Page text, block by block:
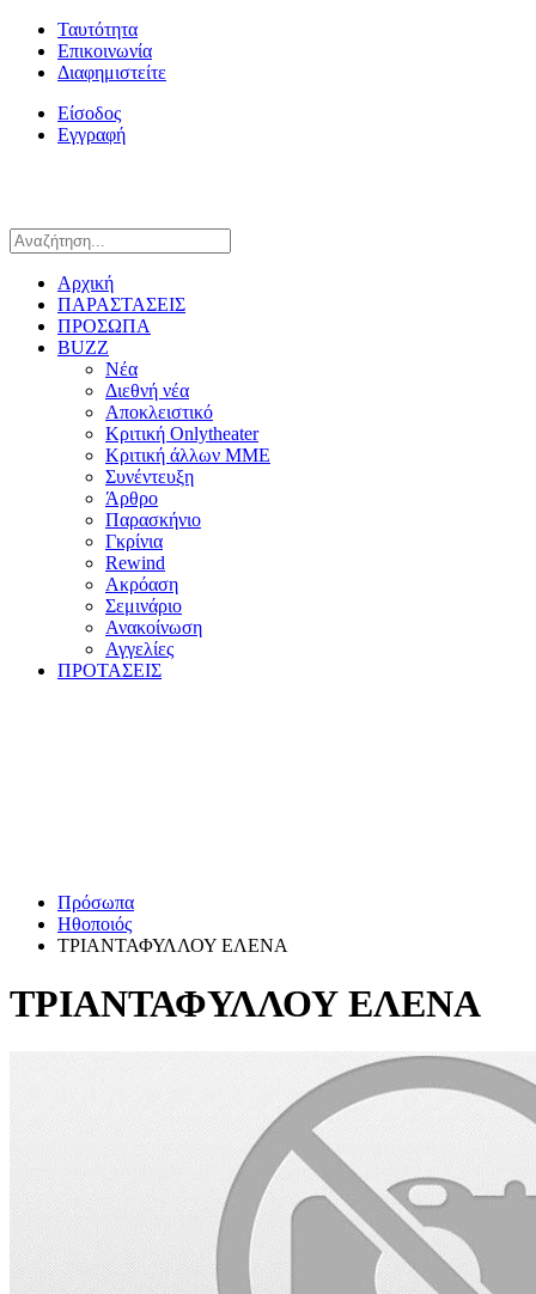
Ταυτότητα
Επικοινωνία
Διαφημιστείτε
Είσοδος
Εγγραφή
Αρχική
ΠΑΡΑΣΤΑΣΕΙΣ
ΠΡΟΣΩΠΑ
BUZZ
Νέα
Διεθνή νέα
Αποκλειστικό
Κριτική Onlytheater
Κριτική άλλων ΜΜΕ
Συνέντευξη
Άρθρο
Παρασκήνιο
Γκρίνια
Rewind
Ακρόαση
Σεμινάριο
Ανακοίνωση
Αγγελίες
ΠΡΟΤΑΣΕΙΣ
Πρόσωπα
Ηθοποιός
ΤΡΙΑΝΤΑΦΥΛΛΟΥ ΕΛΕΝΑ
ΤΡΙΑΝΤΑΦΥΛΛΟΥ ΕΛΕΝΑ